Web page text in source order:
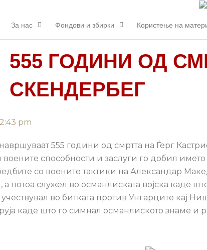
За нас Фондови и збирки Користење на
555 ГОДИНИ ОД
СКЕНДЕРБЕГ
2:43 pm
555 години од смртта на Ѓерг
воените способности и заслуги го добил
со воените тактики на Александар
потоа служел во османлиската војска каде
во битката против Унгарците кај
каде што го симнал османлиското знаме